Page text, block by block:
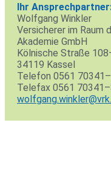
Ihr
Wolf­gang Winkler
Ver­si­cherer im Raum
Aka­demie GmbH
Köl­ni­sche Straße
34119 Kassel
Telefon 0561
Telefax 0561